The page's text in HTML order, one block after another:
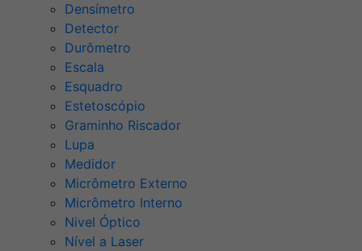
Densímetro
Detector
Durômetro
Escala
Esquadro
Estetoscópio
Graminho Riscador
Lupa
Medidor
Micrômetro Externo
Micrômetro Interno
Nivel Óptico
Nível a Laser